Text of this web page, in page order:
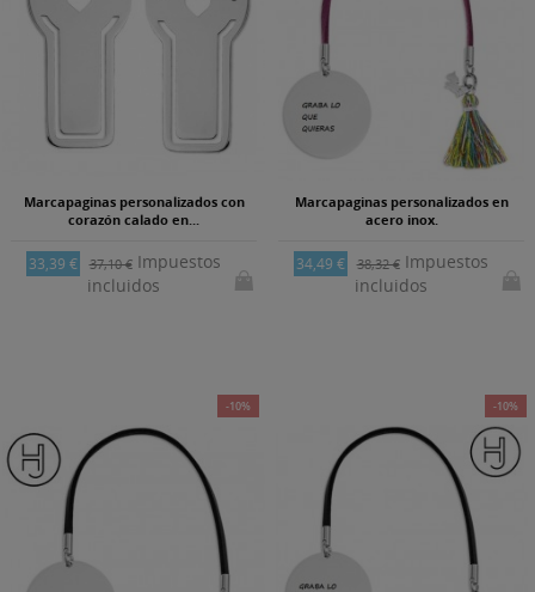
Marcapaginas personalizados con
corazón calado en...
33,39 € 37,10 €Impuestos
incluidos
Marcapaginas personalizados en
acero inox.
34,49 € 38,32 €Impuestos
incluidos
-10% -10%